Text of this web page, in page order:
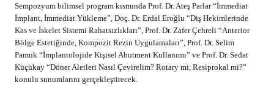
Sempozyum bilimsel program kısmında Prof. Dr. Ateş Parlar “İmmediat
İmplant, İmmediat Yükleme”, Doç. Dr. Erdal Eroğlu “Diş Hekimlerinde
Kas ve İskelet Sistemi Rahatsızlıkları”, Prof. Dr. Zafer Çehreli “Anterior
Bölge Estetiğinde, Kompozit Rezin Uygulamaları”, Prof. Dr. Selim
Pamuk “İmplantolojide Kişisel Abutment Kullanımı” ve Prof. Dr. Sedat
Küçükay “Döner Aletleri Nasıl Çevirelim? Rotary mi, Resiprokal mi?”
konulu sunumlarını gerçekleştirecek.